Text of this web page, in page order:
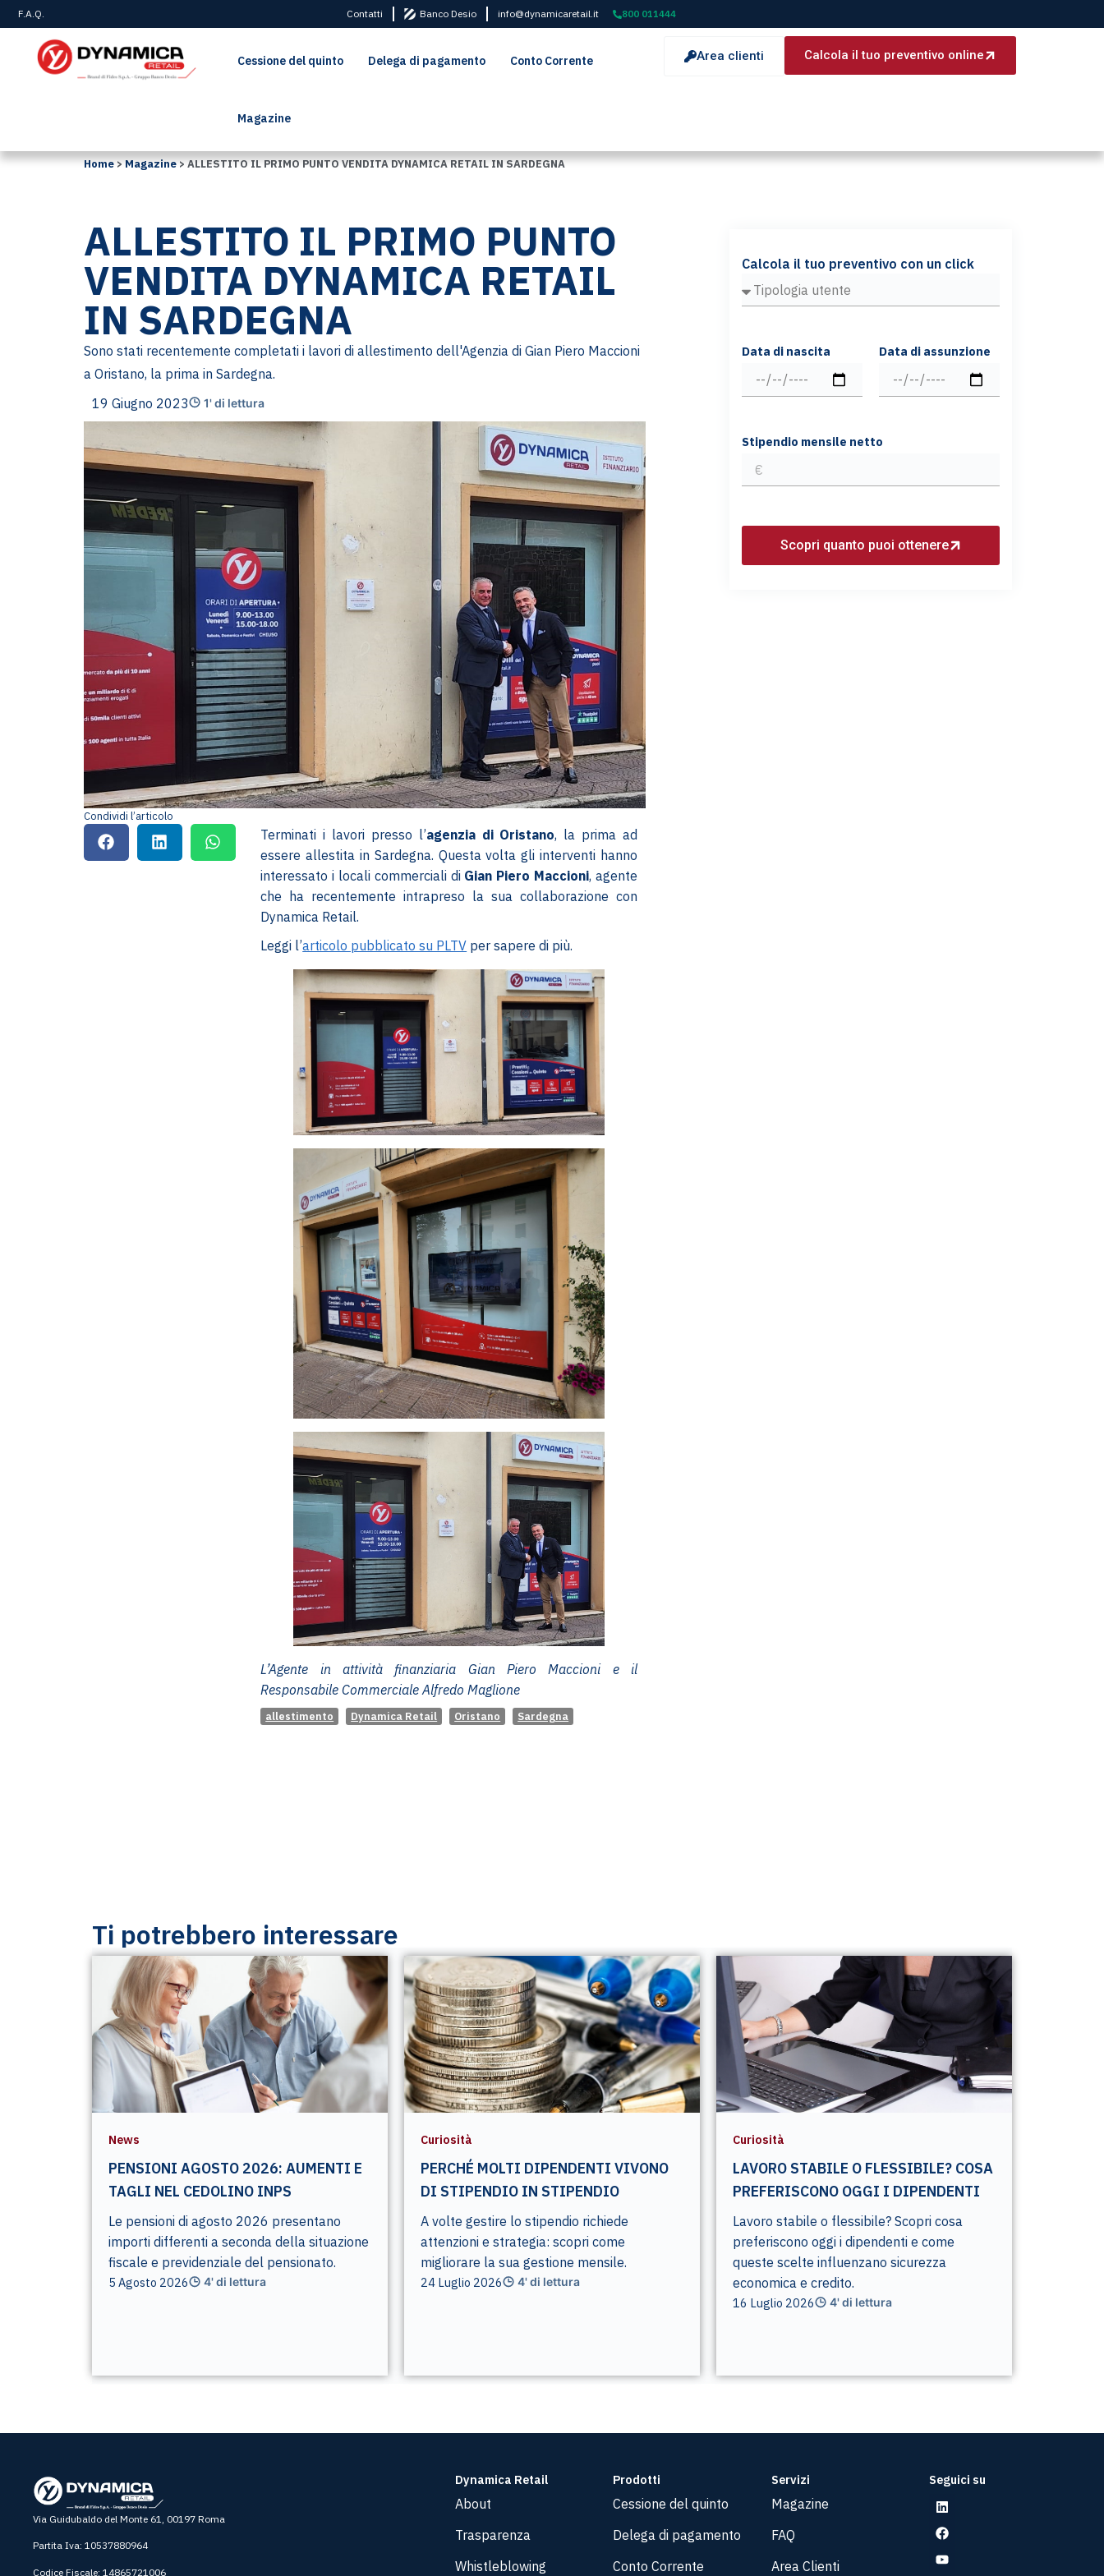
F.A.Q. Contatti Banco Desio info@dynamicaretail.it 800 011444
Cessione del quinto Delega di pagamento Conto Corrente
Magazine
Area clienti Calcola il tuo preventivo online
Home>Magazine>ALLESTITO IL PRIMO PUNTO VENDITA DYNAMICA RETAIL IN SARDEGNA
ALLESTITO IL PRIMO PUNTO
VENDITA DYNAMICA RETAIL
IN SARDEGNA
Sono stati recentemente completati i lavori di allestimento dell'Agenzia di Gian Piero Maccioni
a Oristano, la prima in Sardegna.
19 Giugno 2023
1' di lettura
Condividi l’articolo
Terminati i lavori presso l’agenzia di Oristano, la prima ad
essere allestita in Sardegna. Questa volta gli interventi hanno
interessato i locali commerciali di Gian Piero Maccioni, agente
che ha recentemente intrapreso la sua collaborazione con
Dynamica Retail.
Leggi l’articolo pubblicato su PLTV per sapere di più.
L’Agente in attività finanziaria Gian Piero Maccioni e il
Responsabile Commerciale Alfredo Maglione
allestimento Dynamica Retail Oristano Sardegna
Calcola il tuo preventivo con un click
Data di nascita Data di assunzione
Stipendio mensile netto
Scopri quanto puoi ottenere
Ti potrebbero interessare
News
PENSIONI AGOSTO 2026: AUMENTI E
TAGLI NEL CEDOLINO INPS
Le pensioni di agosto 2026 presentano
importi differenti a seconda della situazione
fiscale e previdenziale del pensionato.
5 Agosto 2026 4' di lettura
Curiosità
PERCHÉ MOLTI DIPENDENTI VIVONO
DI STIPENDIO IN STIPENDIO
A volte gestire lo stipendio richiede
attenzioni e strategia: scopri come
migliorare la sua gestione mensile.
24 Luglio 2026 4' di lettura
Curiosità
LAVORO STABILE O FLESSIBILE? COSA
PREFERISCONO OGGI I DIPENDENTI
Lavoro stabile o flessibile? Scopri cosa
preferiscono oggi i dipendenti e come
queste scelte influenzano sicurezza
economica e credito.
16 Luglio 2026 4' di lettura
Via Guidubaldo del Monte 61, 00197 Roma
Partita Iva: 10537880964
Codice Fiscale: 14865721006
Dynamica Retail
About
Trasparenza
Whistleblowing
Prodotti
Cessione del quinto
Delega di pagamento
Conto Corrente
Servizi
Magazine
FAQ
Area Clienti
Seguici su